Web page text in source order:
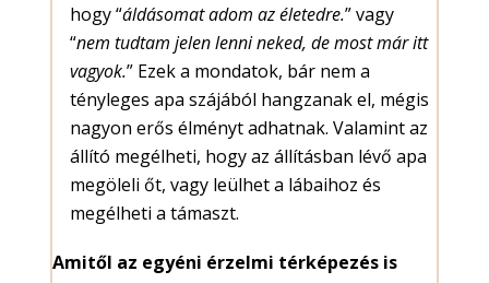
hogy “áldásomat adom az életedre.” vagy
“nem tudtam jelen lenni neked, de most már itt
vagyok.” Ezek a mondatok, bár nem a
tényleges apa szájából hangzanak el, mégis
nagyon erős élményt adhatnak. Valamint az
állító megélheti, hogy az állításban lévő apa
megöleli őt, vagy leülhet a lábaihoz és
megélheti a támaszt.
Amitől az egyéni érzelmi térképezés is